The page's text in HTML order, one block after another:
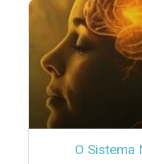
O Sistema